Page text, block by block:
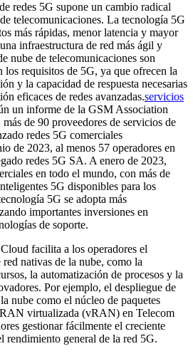
redes 5G supone un cambio radical
telecomunicaciones. La tecnología 5G
más rápidas, menor latencia y mayor
infraestructura de red más ágil y
nube de telecomunicaciones son
los requisitos de 5G, ya que ofrecen la
y la capacidad de respuesta necesarias
eficaces de redes avanzadas.servicios
un informe de la GSM Association
de 90 proveedores de servicios de
redes 5G comerciales
de 2023, al menos 57 operadores en
redes 5G SA. A enero de 2023,
en todo el mundo, con más de
5G disponibles para los
5G se adopta más
importantes inversiones en
de soporte.
facilita a los operadores el
nativas de la nube, como la
la automatización de procesos y la
Por ejemplo, el despliegue de
nube como el núcleo de paquetes
virtualizada (vRAN) en Telecom
gestionar fácilmente el creciente
rendimiento general de la red 5G.